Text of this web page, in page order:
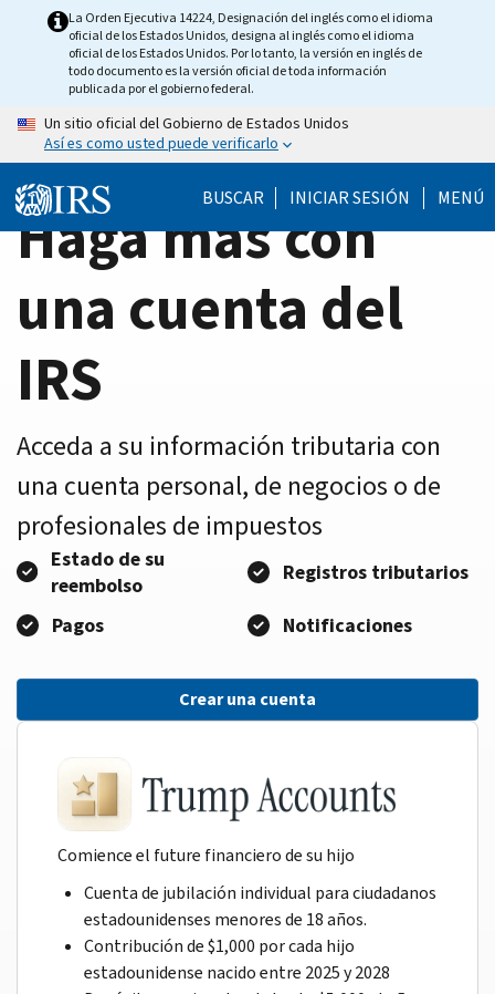
HomeLa Orden Ejecutiva 14224, Designación del inglés como el idioma
oficial de los Estados Unidos, designa al inglés como el idioma
oficial de los Estados Unidos. Por lo tanto, la versión en inglés de
todo documento es la versión oficial de toda información
publicada por el gobierno federal.
Un sitio oficial del Gobierno de Estados Unidos
Así es como usted puede verificarlo
BUSCAR INICIAR SESIÓN MENÚ
Haga más con
una cuenta del
IRS
Acceda a su información tributaria con
una cuenta personal, de negocios o de
profesionales de impuestos
Estado de su
reembolso
Registros tributarios
Pagos
Notificaciones
Crear una cuenta
Comience el future financiero de su hijo
Cuenta de jubilación individual para ciudadanos
estadounidenses menores de 18 años.
Contribución de $1,000 por cada hijo
estadounidense nacido entre 2025 y 2028